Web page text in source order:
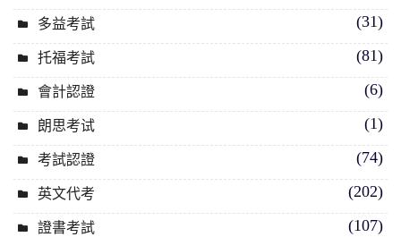
多益考試 (31)
托福考試 (81)
會計認證 (6)
朗思考试 (1)
考試認證 (74)
英文代考 (202)
證書考試 (107)